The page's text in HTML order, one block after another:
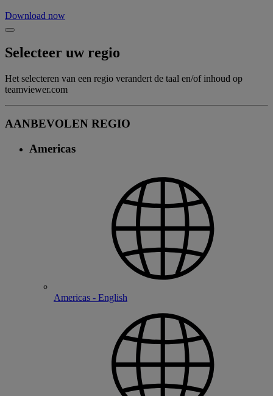
Download now
Selecteer uw regio
Het selecteren van een regio verandert de taal en/of inhoud op
teamviewer.com
AANBEVOLEN REGIO
Americas
Americas - English